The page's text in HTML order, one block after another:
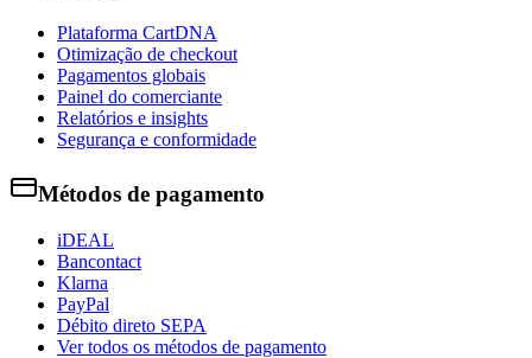
Plataforma CartDNA
Otimização de checkout
Pagamentos globais
Painel do comerciante
Relatórios e insights
Segurança e conformidade
Métodos de pagamento
iDEAL
Bancontact
Klarna
PayPal
Débito direto SEPA
Ver todos os métodos de pagamento